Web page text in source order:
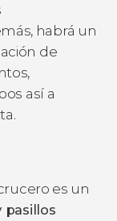
habrá un
de
así a
es un
pasillos